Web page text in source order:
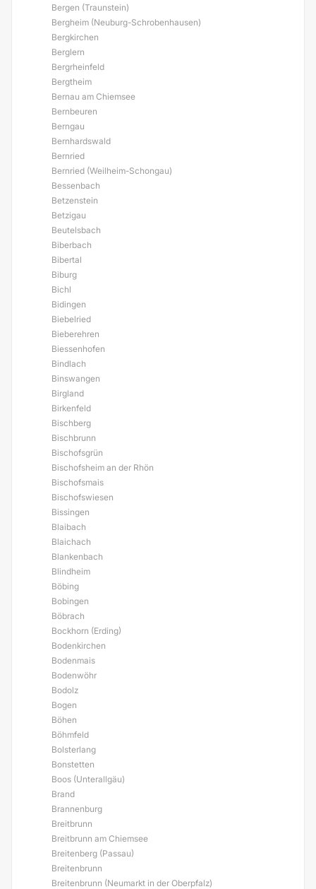
Bergen (Traunstein)
Bergheim (Neuburg-Schrobenhausen)
Bergkirchen
Berglern
Bergrheinfeld
Bergtheim
Bernau am Chiemsee
Bernbeuren
Berngau
Bernhardswald
Bernried
Bernried (Weilheim-Schongau)
Bessenbach
Betzenstein
Betzigau
Beutelsbach
Biberbach
Bibertal
Biburg
Bichl
Bidingen
Biebelried
Bieberehren
Biessenhofen
Bindlach
Binswangen
Birgland
Birkenfeld
Bischberg
Bischbrunn
Bischofsgrün
Bischofsheim an der Rhön
Bischofsmais
Bischofswiesen
Bissingen
Blaibach
Blaichach
Blankenbach
Blindheim
Böbing
Bobingen
Böbrach
Bockhorn (Erding)
Bodenkirchen
Bodenmais
Bodenwöhr
Bodolz
Bogen
Böhen
Böhmfeld
Bolsterlang
Bonstetten
Boos (Unterallgäu)
Brand
Brannenburg
Breitbrunn
Breitbrunn am Chiemsee
Breitenberg (Passau)
Breitenbrunn
Breitenbrunn (Neumarkt in der Oberpfalz)